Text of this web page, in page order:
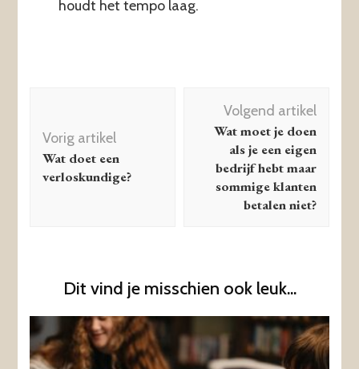
houdt het tempo laag.
Vorig artikel
Wat doet een
verloskundige?
Volgend artikel
Wat moet je doen
als je een eigen
bedrijf hebt maar
sommige klanten
betalen niet?
Dit vind je misschien ook leuk...